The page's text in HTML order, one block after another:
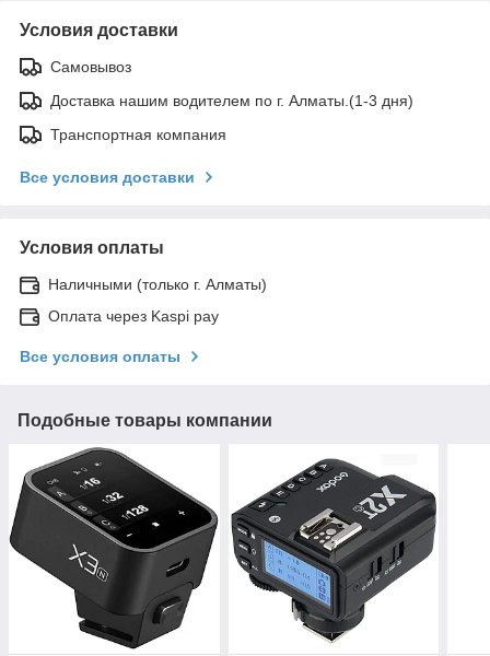
Условия доставки
Самовывоз
Доставка нашим водителем по г. Алматы.(1-3 дня)
Транспортная компания
Все условия доставки
Условия оплаты
Наличными (только г. Алматы)
Оплата через Kaspi pay
Все условия оплаты
Подобные товары компании